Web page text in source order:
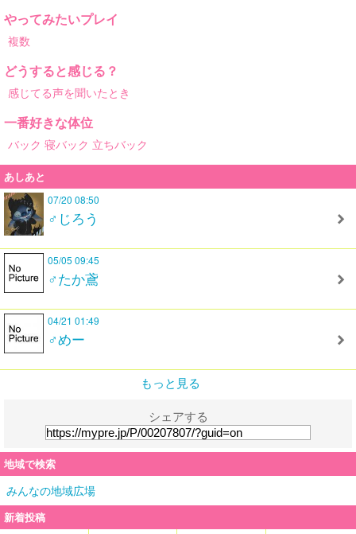
やってみたいプレイ
複数
どうすると感じる？
感じてる声を聞いたとき
一番好きな体位
バック 寝バック 立ちバック
あしあと
07/20 08:50
♂じろう
05/05 09:45
♂たか鳶
04/21 01:49
♂めー
もっと見る
シェアする
地域で検索
みんなの地域広場
新着投稿